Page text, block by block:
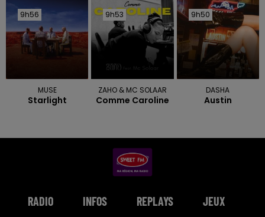
9h56
9h56
MUSE
Starlight
9h53
9h53
ZAHO & MC SOLAAR
Comme Caroline
9h50
9h50
DASHA
Austin
RADIO INFOS REPLAYS JEUX